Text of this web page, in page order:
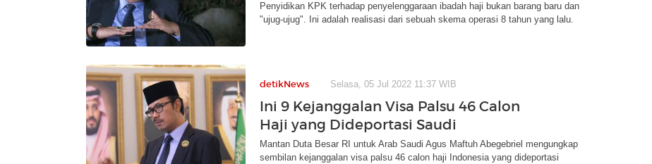
Penyidikan KPK terhadap penyelenggaraan ibadah haji bukan barang baru dan
"ujug-ujug". Ini adalah realisasi dari sebuah skema operasi 8 tahun yang lalu.
detikNews Selasa, 05 Jul 2022 11:37 WIB
Ini 9 Kejanggalan Visa Palsu 46 Calon
Haji yang Dideportasi Saudi
Mantan Duta Besar RI untuk Arab Saudi Agus Maftuh Abegebriel mengungkap
sembilan kejanggalan visa palsu 46 calon haji Indonesia yang dideportasi